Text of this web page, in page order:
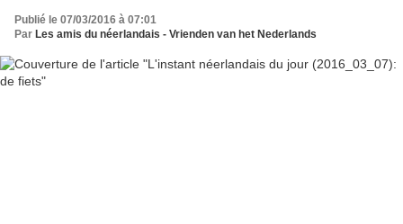
Publié le 07/03/2016 à 07:01
Par Les amis du néerlandais - Vrienden van het Nederlands